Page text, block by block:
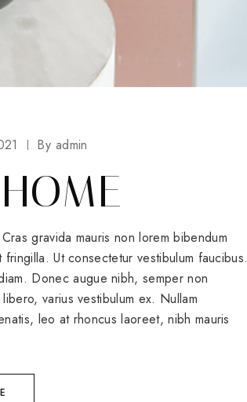
By admin
gravida mauris non lorem bibendum
Ut consectetur vestibulum faucibus.
Donec augue nibh, semper non
varius vestibulum ex. Nullam
leo at rhoncus laoreet, nibh mauris